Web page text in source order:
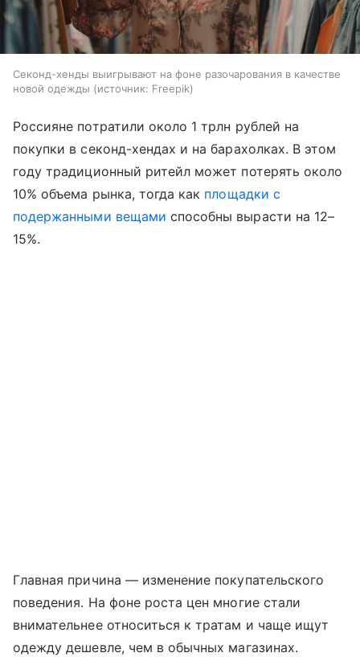
Секонд-хенды выигрывают на фоне разочарования в качестве
новой одежды
источник: Freepik
Россияне потратили около 1 трлн рублей на
покупки в секонд-хендах и на барахолках. В этом
году традиционный ритейл может потерять около
10% объема рынка, тогда как площадки с
подержанными вещами способны вырасти на 12–
15%.
Главная причина — изменение покупательского
поведения. На фоне роста цен многие стали
внимательнее относиться к тратам и чаще ищут
одежду дешевле, чем в обычных магазинах.